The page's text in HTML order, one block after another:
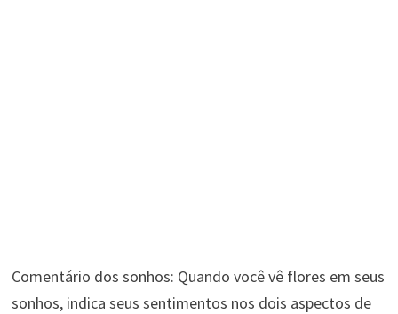
Comentário dos sonhos: Quando você vê flores em seus
sonhos, indica seus sentimentos nos dois aspectos de